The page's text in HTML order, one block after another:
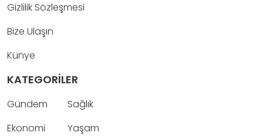
Gizlilik Sözleşmesi
Bize Ulaşın
Künye
KATEGORİLER
Gündem
Ekonomi
Sağlık
Yaşam